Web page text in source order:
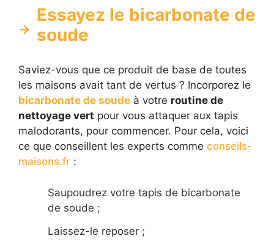
Essayez le bicarbonate de
soude
Saviez-vous que ce produit de base de toutes
les maisons avait tant de vertus ? Incorporez le
bicarbonate de soude à votre routine de
nettoyage vert pour vous attaquer aux tapis
malodorants, pour commencer. Pour cela, voici
ce que conseillent les experts comme conseils-
maisons.fr :
Saupoudrez votre tapis de bicarbonate
de soude ;
Laissez-le reposer ;